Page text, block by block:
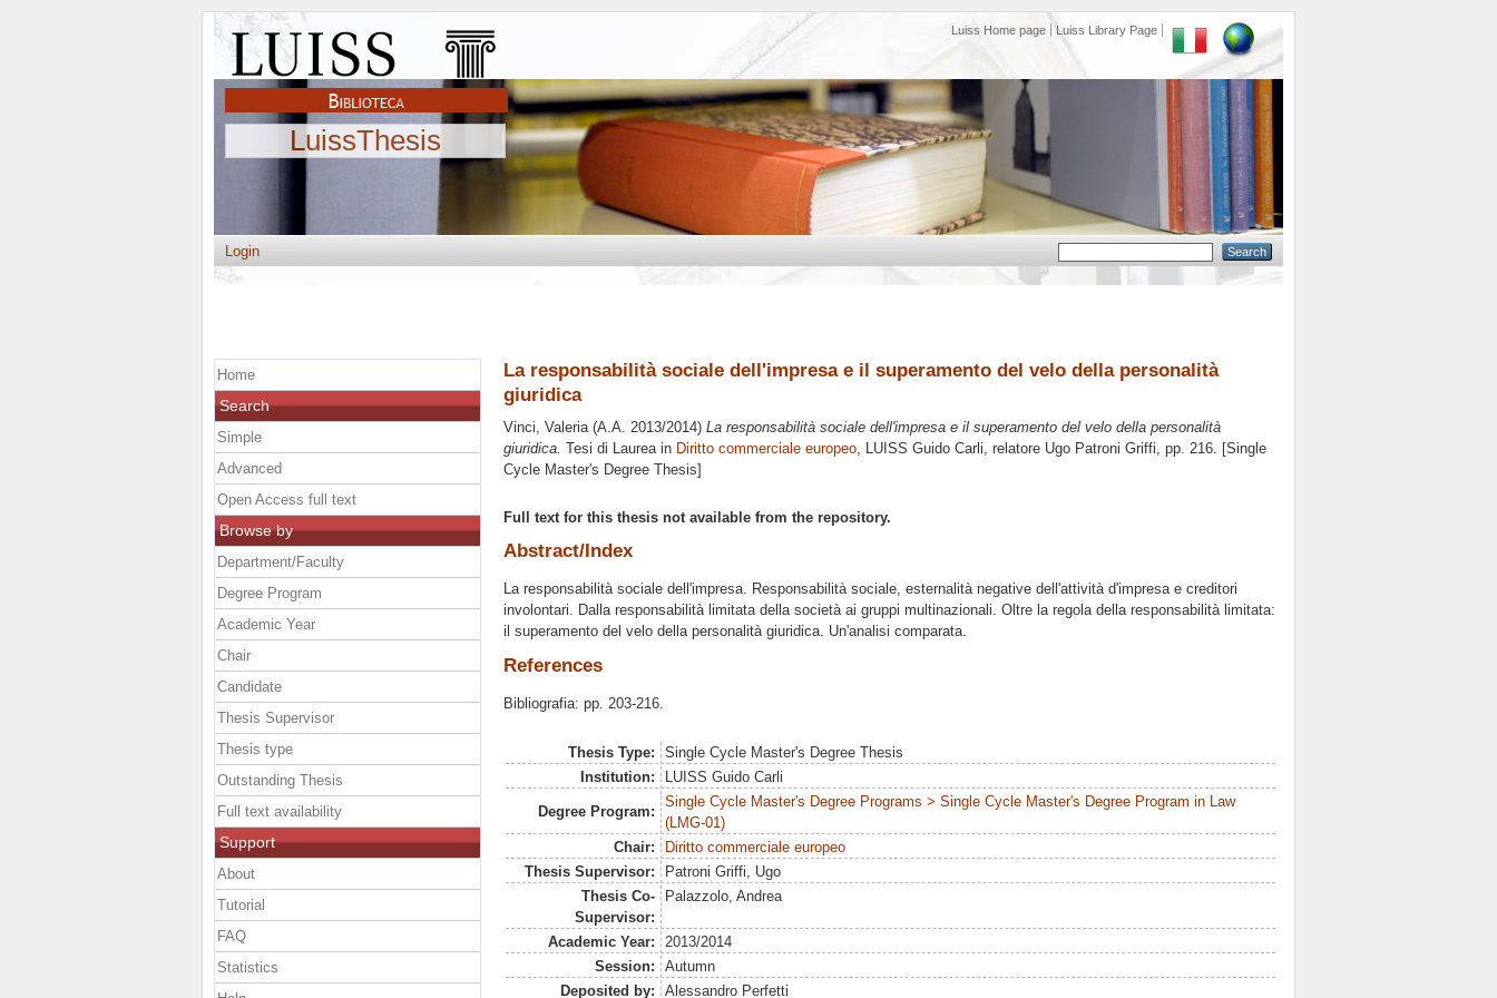
Luiss Home page Luiss Library Page
LuissThesis
Login
La responsabilità sociale dell'impresa e il superamento del velo della personalità
giuridica
Vinci, Valeria(A.A. 2013/2014) La responsabilità sociale dell'impresa e il superamento del velo della personalità
giuridica. Tesi di Laurea in Diritto commerciale europeo, LUISS Guido Carli, relatore Ugo Patroni Griffi, pp. 216. [Single
Cycle Master's Degree Thesis]
Full text for this thesis not available from the repository.
Abstract/Index
La responsabilità sociale dell'impresa. Responsabilità sociale, esternalità negative dell'attività d'impresa e creditori
involontari. Dalla responsabilità limitata della società ai gruppi multinazionali. Oltre la regola della responsabilità limitata:
il superamento del velo della personalità giuridica. Un'analisi comparata.
References
Bibliografia: pp. 203-216.
Thesis Type:
Single Cycle Master's Degree Thesis
Institution:
LUISS Guido Carli
Degree Program:
Single Cycle Master's Degree Programs > Single Cycle Master's Degree Program in Law
(LMG-01)
Chair:
Diritto commerciale europeo
Thesis Supervisor:
Patroni Griffi, Ugo
Thesis Co-
Supervisor:
Palazzolo, Andrea
Academic Year:
2013/2014
Session:
Autumn
Deposited by:
Alessandro Perfetti
Home
Search
Simple
Advanced
Open Access full text
Browse by
Department/Faculty
Degree Program
Academic Year
Chair
Candidate
Thesis Supervisor
Thesis type
Outstanding Thesis
Full text availability
Support
About
Tutorial
FAQ
Statistics